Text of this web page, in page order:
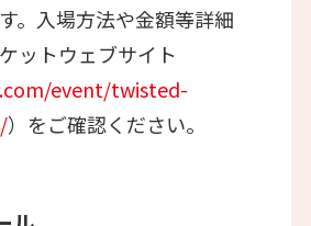
。入場方法や金額等詳細
ットウェブサイト
event/twisted-
）をご確認ください。